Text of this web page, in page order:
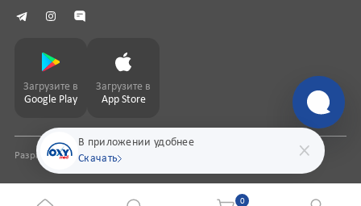
В приложении удобнее
Скачать
Загрузите в
Google Play
Загрузите в
App Store
Разработка сайтаpharmit.uz
0